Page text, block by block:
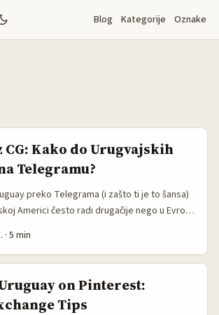
Blog Kategorije Oznake
Kako do Urugvajskih
Telegramu?
preko Telegrama (i zašto ti je to šansa)
Americi često radi drugačije nego u Evropi
i direktni DM-ovi su legit način za B2C
je mali, ali kupovna moć raste i lokalni
i brendovi sve više eksperimentišu sa
kanalima komunikacije (vidi: Perfil —
· 5 min
on Pinterest:
Tips